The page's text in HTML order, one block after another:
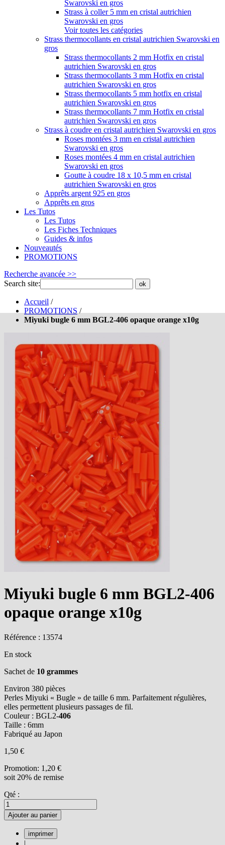
Swarovski en gros
Strass à coller 5 mm en cristal autrichien
Swarovski en gros
Voir toutes les catégories
Strass thermocollants en cristal autrichien Swarovski en
gros
Strass thermocollants 2 mm Hotfix en cristal
autrichien Swarovski en gros
Strass thermocollants 3 mm Hotfix en cristal
autrichien Swarovski en gros
Strass thermocollants 5 mm hotfix en cristal
autrichien Swarovski en gros
Strass thermocollants 7 mm Hotfix en cristal
autrichien Swarovski en gros
Strass à coudre en cristal autrichien Swarovski en gros
Roses montées 3 mm en cristal autrichien
Swarovski en gros
Roses montées 4 mm en cristal autrichien
Swarovski en gros
Goutte à coudre 18 x 10,5 mm en cristal
autrichien Swarovski en gros
Apprêts argent 925 en gros
Apprêts en gros
Les Tutos
Les Tutos
Les Fiches Techniques
Guides & infos
Nouveautés
PROMOTIONS
Recherche avancée >>
Search site:
ok
Accueil /
PROMOTIONS /
Miyuki bugle 6 mm BGL2-406 opaque orange x10g
Miyuki bugle 6 mm BGL2-406
opaque orange x10g
Référence : 13574
En stock
Sachet de 10 grammes
Environ 380 pièces
Perles Miyuki « Bugle » de taille 6 mm. Parfaitement régulières,
elles permettent plusieurs passages de fil.
Couleur : BGL2-406
Taille : 6mm
Fabriqué au Japon
1,50 €
Promotion: 1,20 €
soit 20% de remise
Qté :
Ajouter au panier
|